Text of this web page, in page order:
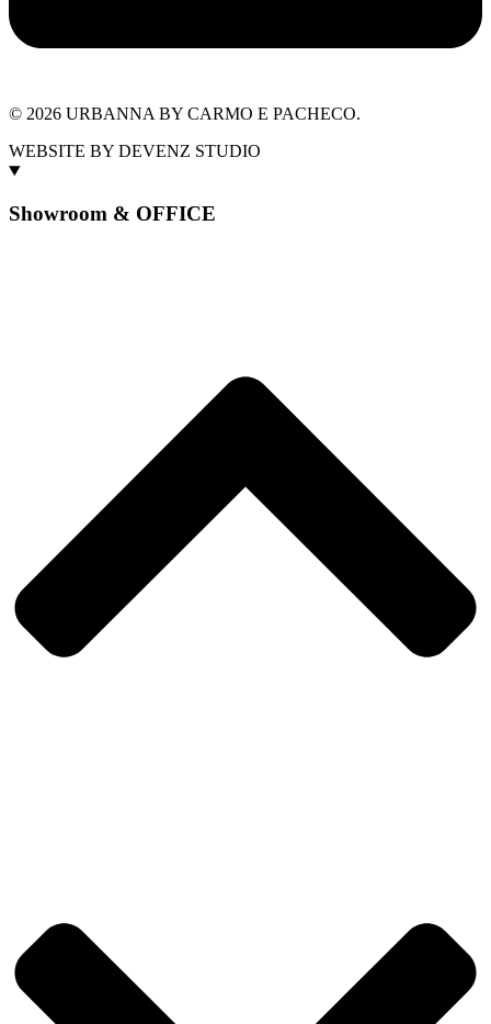
© 2026 URBANNA BY CARMO E PACHECO.
WEBSITE BY DEVENZ STUDIO
Showroom & OFFICE